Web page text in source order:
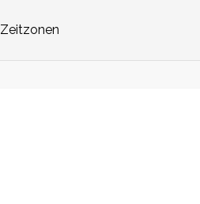
Zeitzonen